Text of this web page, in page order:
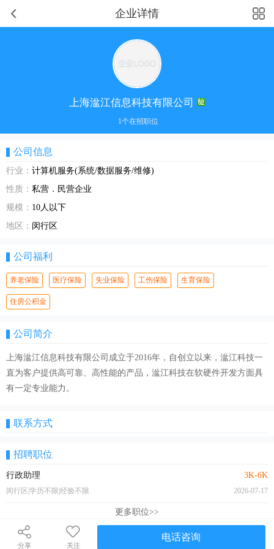
企业详情
分享 关注
电话咨询
上海湓江信息科技有限公司
1个在招职位
公司信息
行业： 计算机服务(系统/数据服务/维修)
性质： 私营．民营企业
规模： 10人以下
地区： 闵行区
公司福利
养老保险 医疗保险 失业保险 工伤保险 生育保险
住房公积金
公司简介
上海湓江信息科技有限公司成立于2016年，自创立以来，湓江科技一
直为客户提供高可靠、高性能的产品，湓江科技在软硬件开发方面具
有一定专业能力。
联系方式
招聘职位
行政助理 3K-6K
闵行区|学历不限|经验不限 2026-07-17
更多职位>>